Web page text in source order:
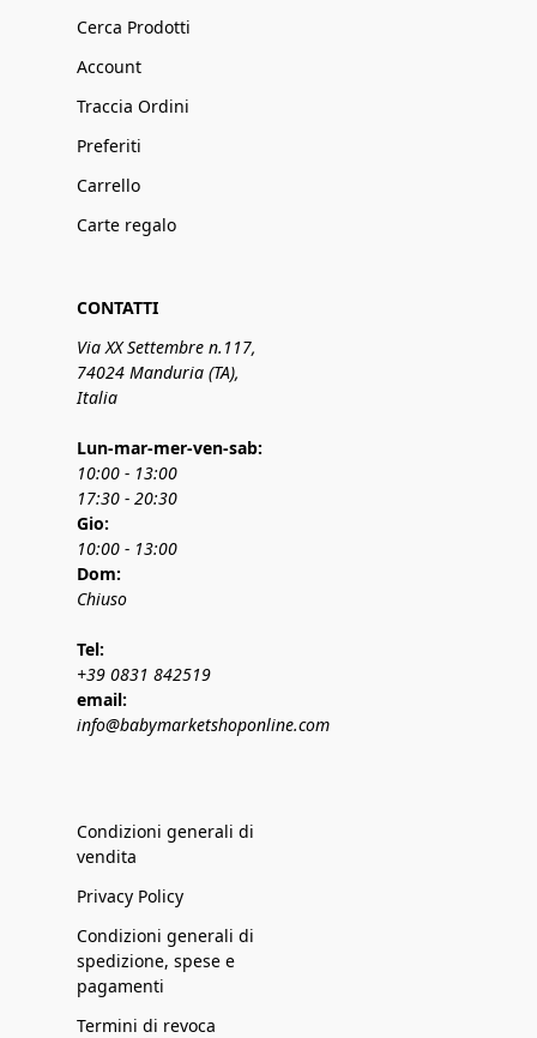
Cerca Prodotti
Account
Traccia Ordini
Preferiti
Carrello
Carte regalo
CONTATTI
Via XX Settembre n.117,
74024 Manduria (TA),
Italia
Lun-mar-mer-ven-sab:
10:00 - 13:00
17:30 - 20:30
Gio:
10:00 - 13:00
Dom:
Chiuso
Tel:
+39 0831 842519
email:
info@babymarketshoponline.com
Condizioni generali di
vendita
Privacy Policy
Condizioni generali di
spedizione, spese e
pagamenti
Termini di revoca